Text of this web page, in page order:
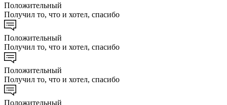
Положительный
Получил то, что и хотел, спасибо
Положительный
Получил то, что и хотел, спасибо
Положительный
Получил то, что и хотел, спасибо
Положительный